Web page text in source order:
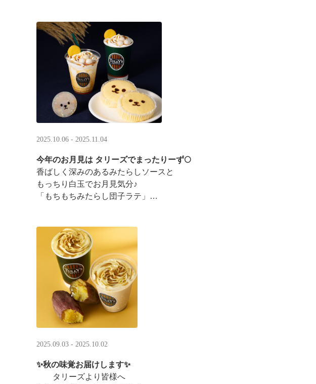
2025.10.06 - 2025.11.04
今年のお月見は タリーズでまったりーず🌕
香ばしく深みのあるみたらしソースと
もっちり白玉でお月見気分♪
「もちもちみたらし団子ラテ」
お月様をモチーフにした
まんまるベアフルも皆様のご来店をお待ちしていま ···
2025.09.03 - 2025.10.02
✨秋の味覚お届けします✨
タリーズより皆様へ